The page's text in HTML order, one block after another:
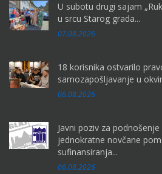
U subotu drugi sajam
u srcu Starog grada...
07.08.2026
18 korisnika ostvarilo
samozapošljavanje u
06.08.2026
Javni poziv za
jednokratne novčane
sufinansiranja...
06.08.2026